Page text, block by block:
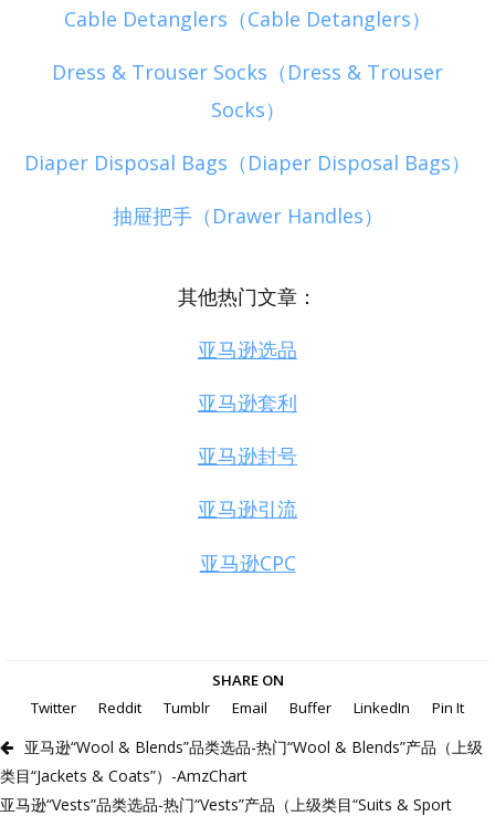
Cable Detanglers（Cable Detanglers）
Dress & Trouser Socks（Dress & Trouser
Socks）
Diaper Disposal Bags（Diaper Disposal Bags）
抽屉把手（Drawer Handles）
其他热门文章：
亚马逊选品
亚马逊套利
亚马逊封号
亚马逊引流
亚马逊CPC
SHARE ON
Twitter
Reddit Tumblr Email Buffer LinkedIn Pin It
亚马逊“Wool & Blends”品类选品-热门“Wool & Blends”产品（上级
类目“Jackets & Coats”）-AmzChart
亚马逊“Vests”品类选品-热门“Vests”产品（上级类目“Suits & Sport